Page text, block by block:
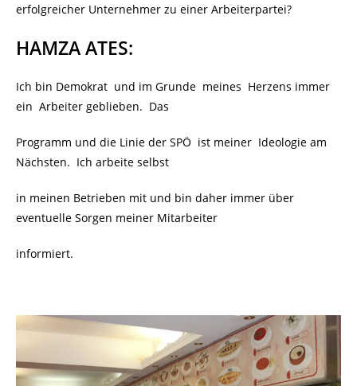
erfolgreicher Unternehmer zu einer Arbeiterpartei?
HAMZA ATES:
Ich bin Demokrat und im Grunde meines Herzens immer
ein Arbeiter geblieben. Das
Programm und die Linie der SPÖ ist meiner Ideologie am
Nächsten. Ich arbeite selbst
in meinen Betrieben mit und bin daher immer über
eventuelle Sorgen meiner Mitarbeiter
informiert.